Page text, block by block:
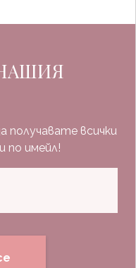
получавате всички
по имейл!